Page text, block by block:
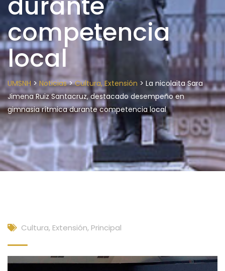
competencia
local
UMSNH > Noticias>Cultura, Extensión > La nicolaita Sara
Jimena Ruiz Santacruz, destacado desempeño en
gimnasia rítmica durante competencia local
Cultura, Extensión, Principal